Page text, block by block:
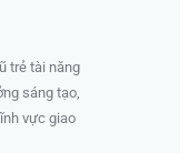
trẻ tài năng
sáng tạo,
vực giao